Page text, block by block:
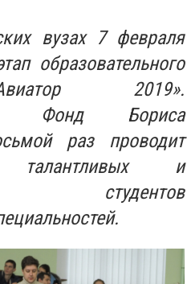
вузах 7 февраля
образовательного
2019».
Фонд Бориса
раз проводит
и
студентов